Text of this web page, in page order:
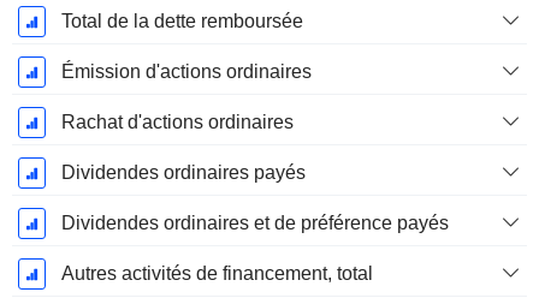
Total de la dette remboursée
Émission d'actions ordinaires
Rachat d'actions ordinaires
Dividendes ordinaires payés
Dividendes ordinaires et de préférence payés
Autres activités de financement, total